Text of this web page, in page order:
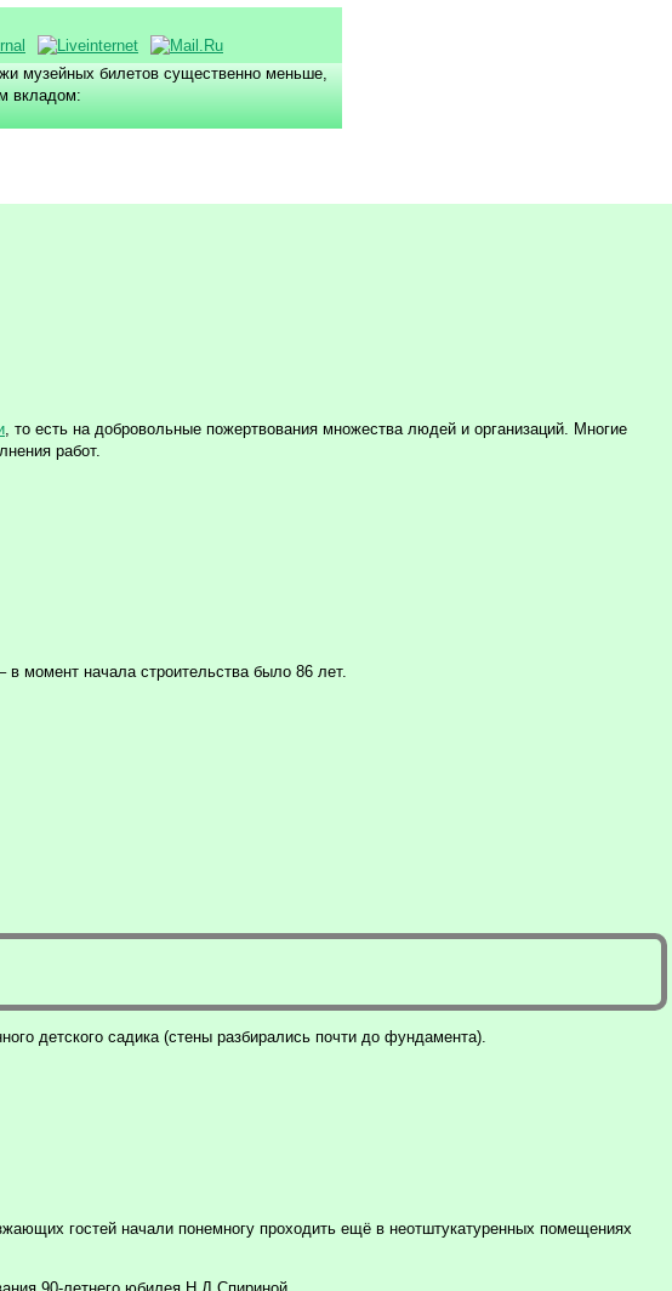
музейных билетов существенно меньше,
вкладом:
, то есть на добровольные пожертвования множества людей и организаций. Многие
работ.
в момент начала строительства было 86 лет.
детского садика (стены разбирались почти до фундамента).
гостей начали понемногу проходить ещё в неотштукатуренных помещениях